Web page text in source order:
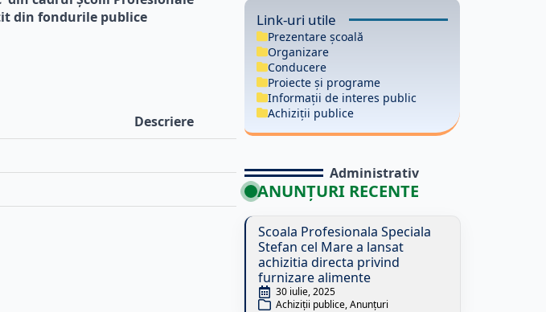
din fondurile publice
Descriere
Link-uri utile
Prezentare școală
Organizare
Conducere
Proiecte și programe
Informații de interes public
Achiziții publice
Administrativ
ANUNȚURI RECENTE
Scoala Profesionala Speciala
Stefan cel Mare a lansat
achizitia directa privind
furnizare alimente
30 iulie, 2025
Achiziții publice Anunțuri